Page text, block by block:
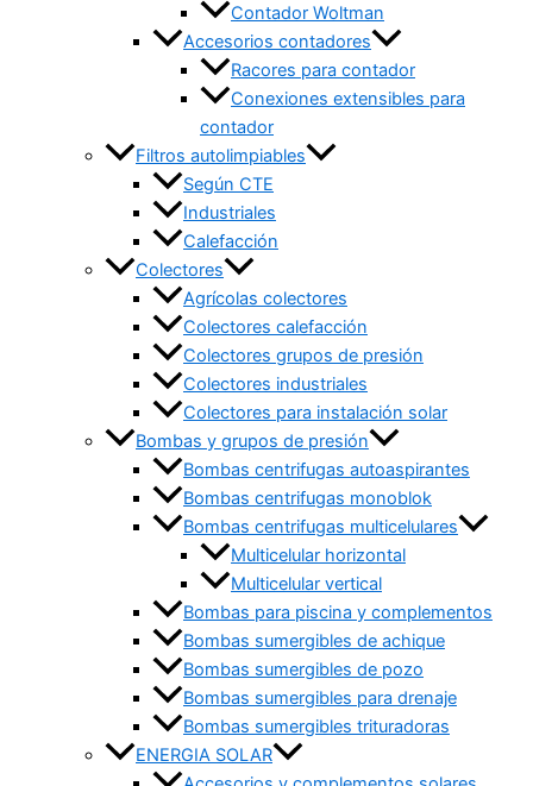
Contador Woltman
Accesorios contadores
Racores para contador
Conexiones extensibles para
contador
Filtros autolimpiables
Según CTE
Industriales
Calefacción
Colectores
Agrícolas colectores
Colectores calefacción
Colectores grupos de presión
Colectores industriales
Colectores para instalación solar
Bombas y grupos de presión
Bombas centrifugas autoaspirantes
Bombas centrifugas monoblok
Bombas centrifugas multicelulares
Multicelular horizontal
Multicelular vertical
Bombas para piscina y complementos
Bombas sumergibles de achique
Bombas sumergibles de pozo
Bombas sumergibles para drenaje
Bombas sumergibles trituradoras
ENERGIA SOLAR